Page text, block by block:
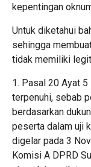
kepentingan
Untuk diketahui
sehingga
tidak memiliki
1. Pasal 20 Ayat
terpenuhi, sebab
berdasarkan
peserta dalam uji
digelar pada 3
Komisi A DPRD